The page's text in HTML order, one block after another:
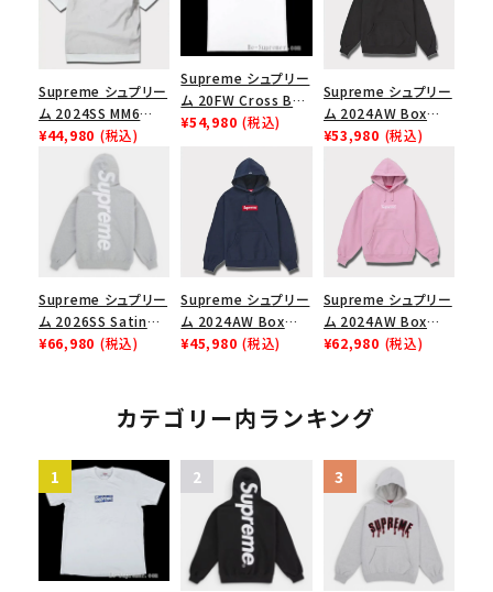
Supreme シュプリー
ム 2024SS MM6
Maison Margiela
Box Logo Tee MM6
メゾンマルジェラボッ
クスロゴTシャツ ホ
ワイト 白
¥44,980 (税込)
Supreme シュプリー
ム 20FW Cross Box
Logo Tee クロスボ
¥54,980 (税込)
Supreme シュプリー
ム 2024AW Box
Logo Hooded
Sweatshirt ボック
スロゴフードパーカー
ブラック 黒
¥53,980 (税込)
Supreme シュプリー
ム 2026SS Satin
Applique Hooded
スウェットパーカー ヘ
¥66,980 (税込)
Supreme シュプリー
ム 2024AW Box
Logo Hooded
ネイビー 紺
¥45,980 (税込)
Supreme シュプリー
ム 2024AW Box
Logo Hooded
ダスティーピンク
¥62,980 (税込)
カテゴリー内ランキング